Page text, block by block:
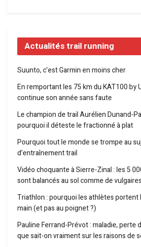
Actualités trail running
Suunto, c’est Garmin en moins cher
En remportant les 75 km du KAT100 by
continue son année sans faute
Le champion de trail Aurélien Dunand-
pourquoi il déteste le fractionné à plat
Pourquoi tout le monde se trompe au
d’entraînement trail
Vidéo choquante à Sierre-Zinal : les 5
sont balancés au sol comme de
Triathlon : pourquoi les athlètes portent
main (et pas au poignet ?)
Pauline Ferrand-Prévot : maladie, perte
que sait-on vraiment sur les raisons de